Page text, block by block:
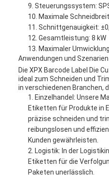
Steuerungssystem:
Maximale
Schnittgenauigkeit:
Gesamtleistung: 8 kW
Maximaler
Anwendungen und Szenarien
Die XPX Barcode Label Die
ideal zum Schneiden und
in verschiedenen Branchen,
Einzelhandel: Unsere
Etiketten für Produkte in
präzise schneiden und
reibungslosen und
Kunden gewährleisten.
Logistik: In der
Etiketten für die
Paketen unerlässlich.